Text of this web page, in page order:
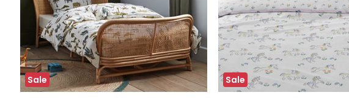
Sale Sale